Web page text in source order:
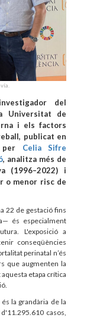
del
Universitat de
i els factors
publicat en
Celia Sifre
, analitza més de
(1996–2022) i
o menor risc de
22 de gestació fins
és especialment
L'exposició a
conseqüències
perinatal n’és
que augmenten la
etapa crítica
la grandària de la
casos,